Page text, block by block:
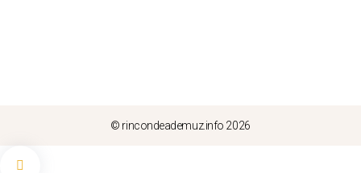
© rincondeademuz.info 2026